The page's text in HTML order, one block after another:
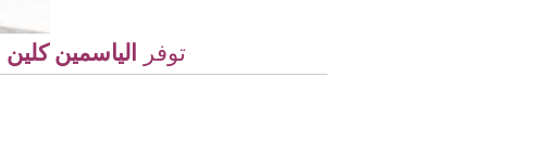
توفر الياسمين كلين